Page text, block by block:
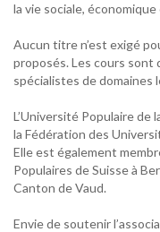
la vie sociale,
Aucun titre n’est exigé
proposés. Les cours sont
spécialistes de domaines
L’Université Populaire de
la Fédération des
Elle est également
Populaires de Suisse à
Canton de Vaud.
Envie de soutenir